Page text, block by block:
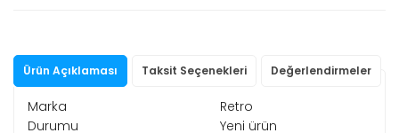
Ürün Açıklaması Taksit Seçenekleri Değerlendirmeler
Marka
Retro
Durumu
Yeni ürün